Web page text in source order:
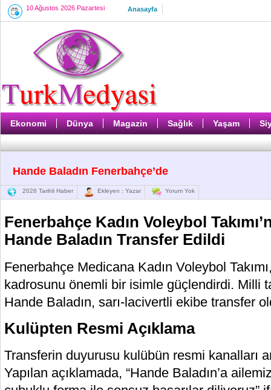
10 Ağustos 2026 Pazartesi Anasayfa
Ekonomi Dünya Magazin Sağlık Yaşam
Hande Baladın Fenerbahçe’de
2026 Tarihli Haber Ekleyen : Yazar Yorum Yok
Fenerbahçe Kadın Voleybol
Hande Baladın Transfer Edildi
Fenerbahçe Medicana Kadın Voleybol
kadrosunu önemli bir isimle güçlendirdi. Milli
Hande Baladın, sarı-lacivertli ekibe transfer
Kulüpten Resmi Açıklama
Transferin duyurusu kulübün resmi kanalları
Yapılan açıklamada, “Hande Baladın’a